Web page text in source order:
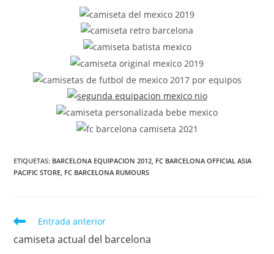
ETIQUETAS: BARCELONA EQUIPACION 2012 FC BARCELONA OFFICIAL ASIA
PACIFIC STORE FC BARCELONA RUMOURS
Leer
artículos
Entrada anterior
camiseta actual del barcelona